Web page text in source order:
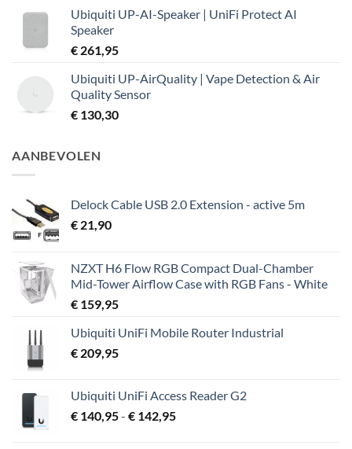
Ubiquiti UP-AI-Speaker | UniFi Protect AI
Speaker
€ 261,95
Ubiquiti UP-AirQuality | Vape Detection & Air
Quality Sensor
€ 130,30
AANBEVOLEN
Delock Cable USB 2.0 Extension - active 5m
€ 21,90
NZXT H6 Flow RGB Compact Dual-Chamber
Mid-Tower Airflow Case with RGB Fans - White
€ 159,95
Ubiquiti UniFi Mobile Router Industrial
€ 209,95
Ubiquiti UniFi Access Reader G2
€ 140,95- € 142,95Prijsklasse: